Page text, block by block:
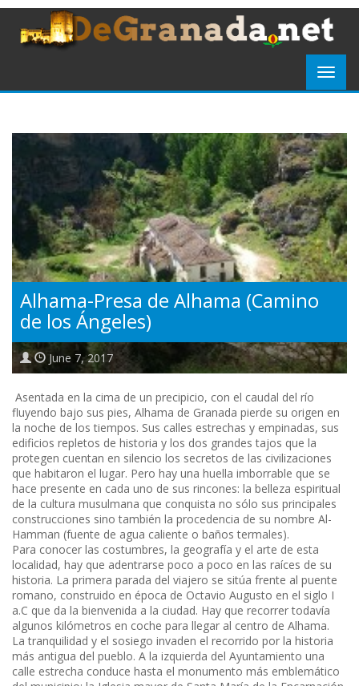
Alhama-Presa de Alhama (Camino
de los Ángeles)
June 7, 2017
Asentada en la cima de un precipicio, con el caudal del río
fluyendo bajo sus pies, Alhama de Granada pierde su origen en
la noche de los tiempos. Sus calles estrechas y empinadas, sus
edificios repletos de historia y los dos grandes tajos que la
protegen cuentan en silencio los secretos de las civilizaciones
que habitaron el lugar. Pero hay una huella imborrable que se
hace presente en cada uno de sus rincones: la belleza espiritual
de la cultura musulmana que conquista no sólo sus principales
construcciones sino también la procedencia de su nombre Al-
Hamman (fuente de agua caliente o baños termales).
Para conocer las costumbres, la geografía y el arte de esta
localidad, hay que adentrarse poco a poco en las raíces de su
historia. La primera parada del viajero se sitúa frente al puente
romano, construido en época de Octavio Augusto en el siglo I
a.C que da la bienvenida a la ciudad. Hay que recorrer todavía
algunos kilómetros en coche para llegar al centro de Alhama.
La tranquilidad y el sosiego invaden el recorrido por la historia
más antigua del pueblo. A la izquierda del Ayuntamiento una
calle estrecha conduce hasta el monumento más emblemático